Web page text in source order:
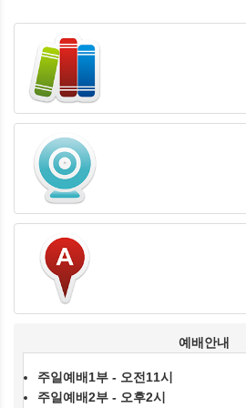
예배안내
주일예배1부 - 오전11시
주일예배2부 - 오후2시